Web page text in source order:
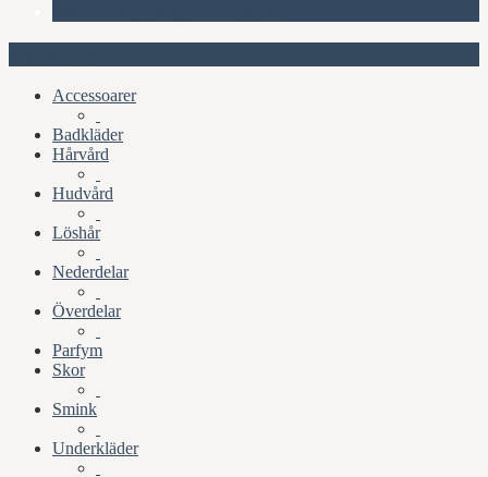
Accessoarer
Badkläder
Hårvård
Hudvård
Löshår
Nederdelar
Överdelar
Parfym
Skor
Smink
Underkläder